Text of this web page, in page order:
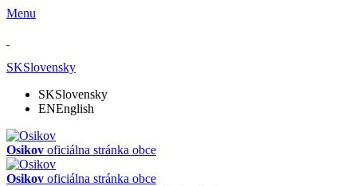
Menu
SKSlovensky
SKSlovensky
ENEnglish
Osikov oficiálna stránka obce
Osikov oficiálna stránka obce